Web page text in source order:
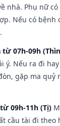
nhà. Phụ nữ
Nếu có bệnh
từ 07h-09h
ý. Nếu ra đi
gặp ma quỷ
09h-11h (Tị)
cầu tài đi theo